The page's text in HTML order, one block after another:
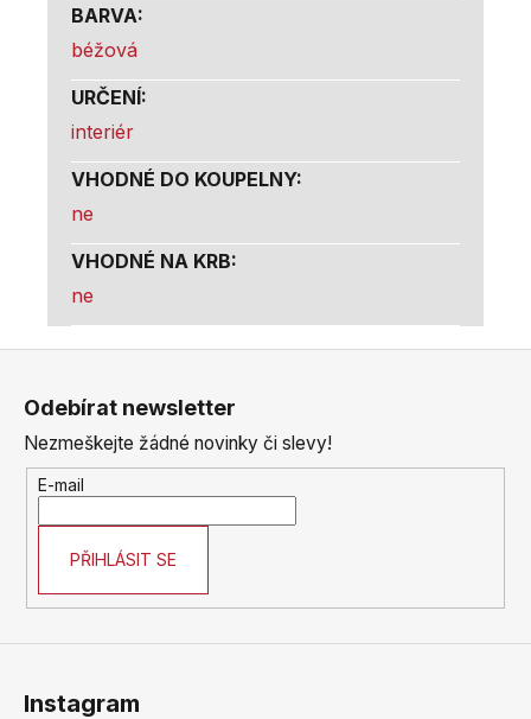
BARVA:
béžová
URČENÍ:
interiér
VHODNÉ DO KOUPELNY:
ne
VHODNÉ NA KRB:
ne
Odebírat newsletter
Nezmeškejte žádné novinky či slevy!
E-mail
PŘIHLÁSIT SE
Instagram